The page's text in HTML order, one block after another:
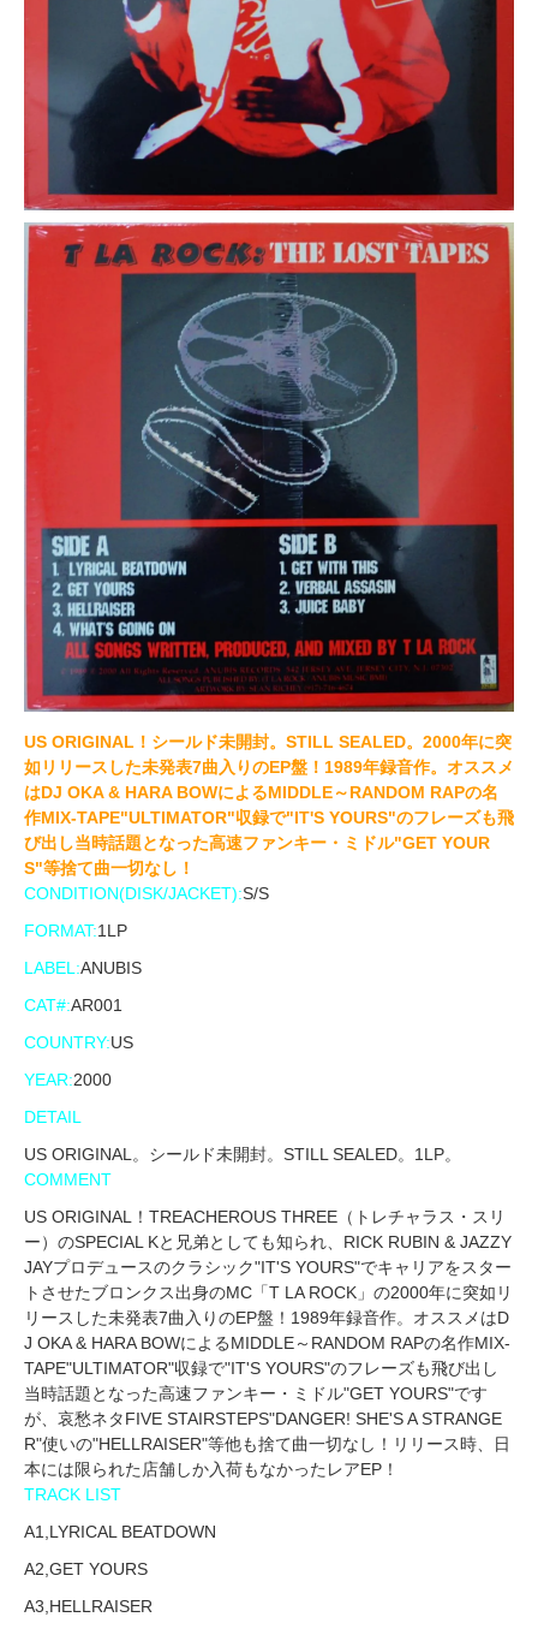
US ORIGINAL！シールド未開封。STILL SEALED。2000年に突
如リリースした未発表7曲入りのEP盤！1989年録音作。オススメ
はDJ OKA & HARA BOWによるMIDDLE～RANDOM RAPの名
作MIX-TAPE"ULTIMATOR"収録で"IT'S YOURS"のフレーズも飛
び出し当時話題となった高速ファンキー・ミドル"GET YOUR
S"等捨て曲一切なし！
CONDITION(DISK/JACKET):S/S
FORMAT:1LP
LABEL:ANUBIS
CAT#:AR001
COUNTRY:US
YEAR:2000
DETAIL
US ORIGINAL。シールド未開封。STILL SEALED。1LP。
COMMENT
US ORIGINAL！TREACHEROUS THREE（トレチャラス・スリ
ー）のSPECIAL Kと兄弟としても知られ、RICK RUBIN & JAZZY
JAYプロデュースのクラシック"IT'S YOURS"でキャリアをスター
トさせたブロンクス出身のMC「T LA ROCK」の2000年に突如リ
リースした未発表7曲入りのEP盤！1989年録音作。オススメはD
J OKA & HARA BOWによるMIDDLE～RANDOM RAPの名作MIX-
TAPE"ULTIMATOR"収録で"IT'S YOURS"のフレーズも飛び出し
当時話題となった高速ファンキー・ミドル"GET YOURS"です
が、哀愁ネタFIVE STAIRSTEPS"DANGER! SHE'S A STRANGE
R"使いの"HELLRAISER"等他も捨て曲一切なし！リリース時、日
本には限られた店舗しか入荷もなかったレアEP！
TRACK LIST
A1,LYRICAL BEATDOWN
A2,GET YOURS
A3,HELLRAISER